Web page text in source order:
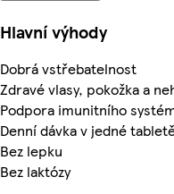
Hlavní výhody
Dobrá vstřebatelnost
Zdravé vlasy, pokožka a
Podpora imunitního
Denní dávka v jedné
Bez lepku
Bez laktózy